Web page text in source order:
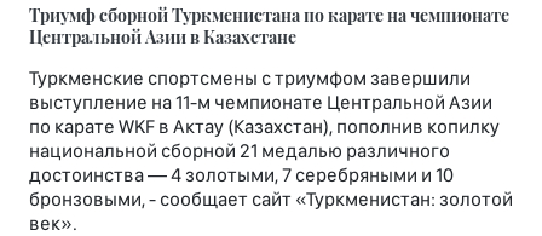
Триумф сборной Туркменистана по карате на чемпионате
Центральной Азии в Казахстане
Туркменские спортсмены с триумфом завершили
выступление на 11-м чемпионате Центральной Азии
по карате WKF в Актау (Казахстан), пополнив копилку
национальной сборной 21 медалью различного
достоинства — 4 золотыми, 7 серебряными и 10
бронзовыми, - сообщает сайт «Туркменистан: золотой
век».